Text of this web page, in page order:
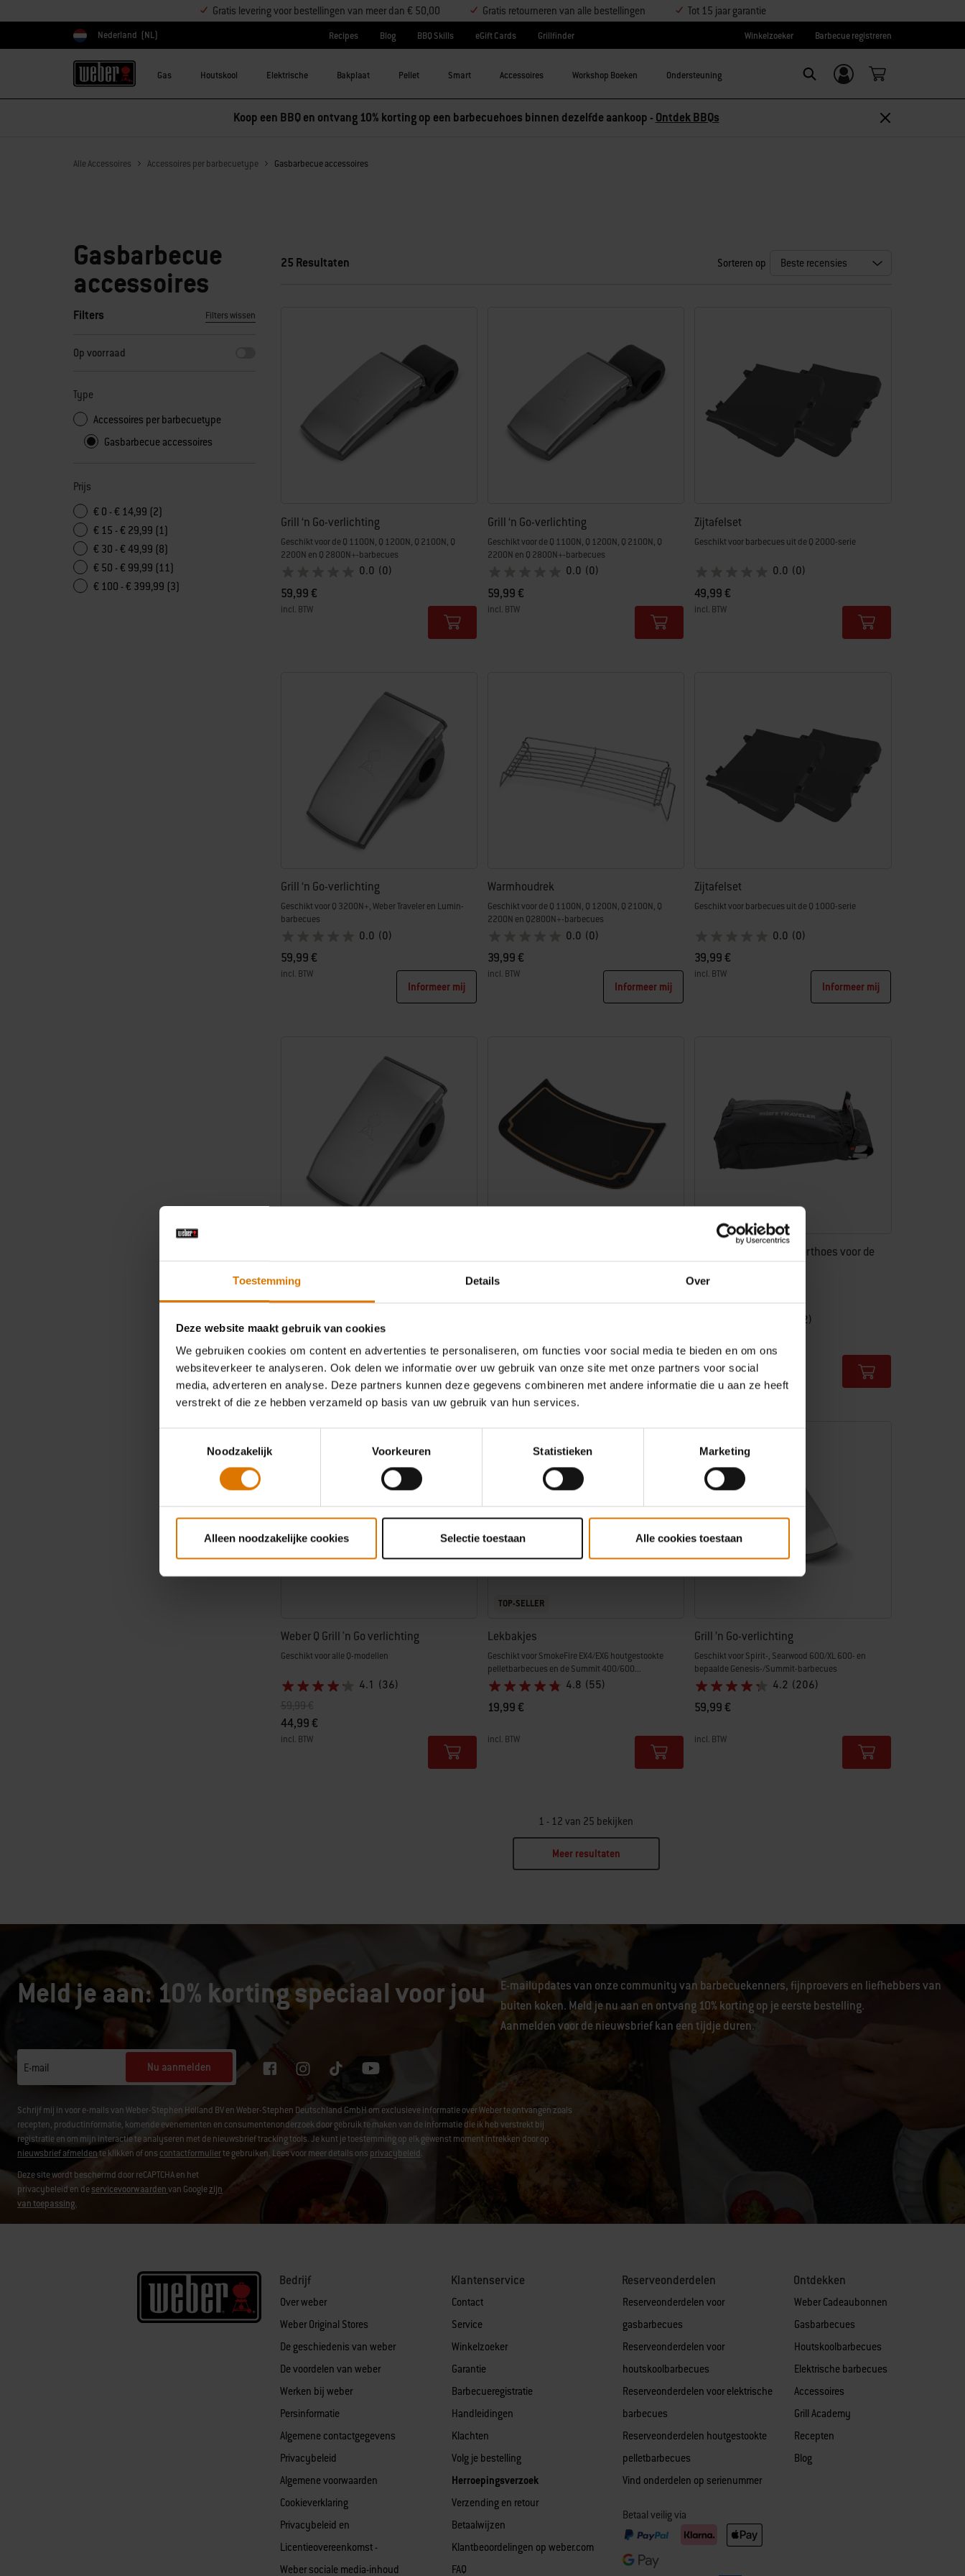
Toestemming Details Over
Deze website maakt gebruik van cookies
We gebruiken cookies om content en advertenties te personaliseren, om functies voor social media te bieden en om ons
websiteverkeer te analyseren. Ook delen we informatie over uw gebruik van onze site met onze partners voor social
media, adverteren en analyse. Deze partners kunnen deze gegevens combineren met andere informatie die u aan ze heeft
verstrekt of die ze hebben verzameld op basis van uw gebruik van hun services.
Noodzakelijk
Voorkeuren Statistieken Marketing
Alleen noodzakelijke cookies Selectie toestaan Alle cookies toestaan
Gratis levering voor bestellingen van meer dan € 50,00 Gratis retourneren van alle bestellingen Tot 15 jaar garantie
Kies land
Nederland (NL) Recipes Blog BBQ Skills eGift Cards Grillfinder Winkelzoeker Barbecue registreren
Gas Houtskool Elektrische Bakplaat Pellet Smart Accessoires Workshop Boeken Ondersteuning
Inloggen/
aanmelden
Koop een BBQ en ontvang 10% korting op een barbecuehoes binnen dezelfde aankoop - Ontdek BBQs
Alle Accessoires Accessoires per barbecuetype Gasbarbecue accessoires
Gasbarbecue
accessoires
Filters
Door één van de filters te selecteren, wordt de pagina vernieuwd met nieuwe resultaten.
Filters wissen
Op voorraad
Type
Accessoires per barbecuetype
Gasbarbecue accessoires
Prijs
€ 0 - € 14,99 (2)
€ 15 - € 29,99 (1)
€ 30 - € 49,99 (8)
€ 50 - € 99,99 (11)
€ 100 - € 399,99 (3)
25 Resultaten Sorteren op
Grill ‘n Go-verlichting
Geschikt voor de Q 1100N, Q 1200N, Q 2100N, Q
2200N en Q 2800N+-barbecues
0.0 (0)
59,99 €
incl. BTW
Grill ‘n Go-verlichting
Geschikt voor de Q 1100N, Q 1200N, Q 2100N, Q
2200N en Q 2800N+-barbecues
0.0 (0)
59,99 €
incl. BTW
Zijtafelset
Geschikt voor barbecues uit de Q 2000-serie
0.0 (0)
49,99 €
incl. BTW
Grill ‘n Go-verlichting
Geschikt voor Q 3200N+, Weber Traveler en Lumin-
barbecues
0.0 (0)
59,99 €
incl. BTW
Informeer mij
Warmhoudrek
Geschikt voor de Q 1100N, Q 1200N, Q 2100N, Q
2200N en Q2800N+-barbecues
0.0 (0)
39,99 €
incl. BTW
Informeer mij
Zijtafelset
Geschikt voor barbecues uit de Q 1000-serie
0.0 (0)
39,99 €
incl. BTW
Informeer mij
Geschikt voor Q 3200N+, Weber Traveler en Lumin-
barbecues
incl. BTW
Informeer mij
36,99 €
incl. BTW
Color Options
Beschermende transporthoes voor de
(62)
59,99 €
incl. BTW
Color Options
Weber Q Grill 'n Go verlichting
Geschikt voor alle Q-modellen
4.1 (36)
Prijs verlaagd van
59,99 €naar
44,99 €
incl. BTW
TOP-SELLER
Lekbakjes
Geschikt voor SmokeFire EX4/EX6 houtgestookte
pelletbarbecues en de Summit 400/600...
4.8 (55)
19,99 €
incl. BTW
Grill ’n Go-verlichting
Geschikt voor Spirit-, Searwood 600/XL 600- en
bepaalde Genesis-/Summit-barbecues
4.2 (206)
59,99 €
incl. BTW
1 - 12 van 25 bekijken
Meer resultaten
Meld je aan: 10% korting speciaal voor jou
E-mailupdates van onze community van barbecuekenners, fijnproevers en liefhebbers van
buiten koken. Meld je nu aan en ontvang 10% korting op je eerste bestelling.
Aanmelden voor de nieuwsbrief kan een tijdje duren.
E-mail Nu aanmelden
Schrijf mij in voor e-mails van Weber-Stephen Holland BV en Weber-Stephen Deutschland GmbH om exclusieve informatie over Weber te ontvangen zoals
recepten, productinformatie, komende evenementen en consumentenonderzoek door gebruik te maken van de informatie die ik heb verstrekt bij
registratie en om mijn interactie te analyseren met de nieuwsbrief tracking tools. Je kunt je toestemming op elk gewenst moment intrekken door op
nieuwsbrief afmeldente klikken of ons contactformulierte gebruiken. Lees voor meer details ons privacybeleid.
Deze site wordt beschermd door reCAPTCHA en het
privacybeleid en deservicevoorwaardenvan Googlezijn
van toepassing.
Bedrijf
Over weber
Weber Original Stores
De geschiedenis van weber
De voordelen van weber
Werken bij weber
Persinformatie
Algemene contactgegevens
Privacybeleid
Algemene voorwaarden
Cookieverklaring
Privacybeleid en
Licentieovereenkomst -
Weber sociale media-inhoud
Klantenservice
Contact
Service
Winkelzoeker
Garantie
Barbecueregistratie
Handleidingen
Klachten
Volg je bestelling
Herroepingsverzoek
Verzending en retour
Betaalwijzen
Klantbeoordelingen op weber.com
FAQ
Reserveonderdelen
Reserveonderdelen voor
gasbarbecues
Reserveonderdelen voor
houtskoolbarbecues
Reserveonderdelen voor elektrische
barbecues
Reserveonderdelen houtgestookte
pelletbarbecues
Vind onderdelen op serienummer
Betaal veilig via
Ontdekken
Weber Cadeaubonnen
Gasbarbecues
Houtskoolbarbecues
Elektrische barbecues
Accessoires
Grill Academy
Recepten
Blog